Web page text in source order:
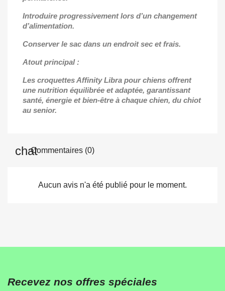
Introduire progressivement lors d’un changement
d’alimentation.
Conserver le sac dans un endroit sec et frais.
Atout principal :
Les croquettes Affinity Libra pour chiens offrent
une nutrition équilibrée et adaptée, garantissant
santé, énergie et bien-être à chaque chien, du chiot
au senior.
Commentaires (0)
Aucun avis n'a été publié pour le moment.
Recevez nos offres spéciales